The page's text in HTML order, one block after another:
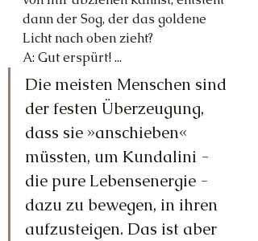
dann der Sog, der das goldene
Licht nach oben zieht?
A: Gut erspürt! ...
Die meisten Menschen sind
der festen Überzeugung,
dass sie »anschieben«
müssten, um Kundalini -
die pure Lebensenergie -
dazu zu bewegen, in ihren
aufzusteigen. Das ist aber